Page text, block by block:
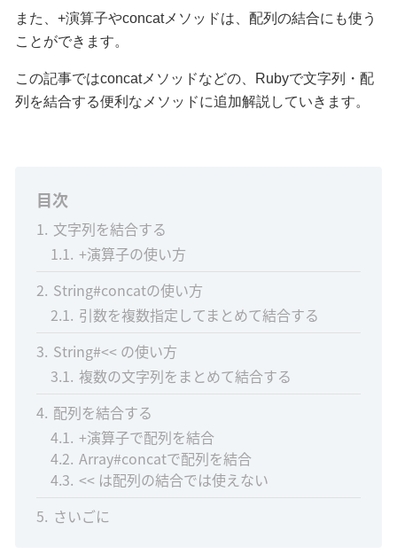
また、 +演算子やconcatメソッドは、配列の結合にも使う
ことができます。
この記事ではconcatメソッドなどの、Rubyで文字列・配
列を結合する便利なメソッドに追加解説していきます。
目次
1 文字列を結合する
1.1 +演算子の使い方
2 String#concatの使い方
2.1 引数を複数指定してまとめて結合する
3 String#<< の使い方
3.1 複数の文字列をまとめて結合する
4 配列を結合する
4.1 +演算子で配列を結合
4.2 Array#concatで配列を結合
4.3 << は配列の結合では使えない
5 さいごに